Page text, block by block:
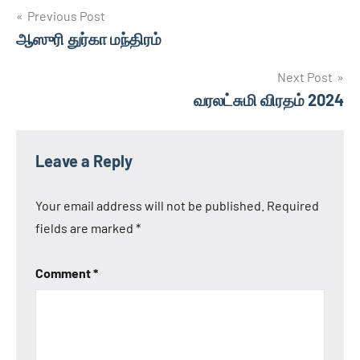
Post
navigation
Previous Post
ஆஸுரி துர்கா மந்திரம்
Next Post
வரலட்சுமி விரதம் 2024
Leave a Reply
Your email address will not be published. Required
fields are marked *
Comment*